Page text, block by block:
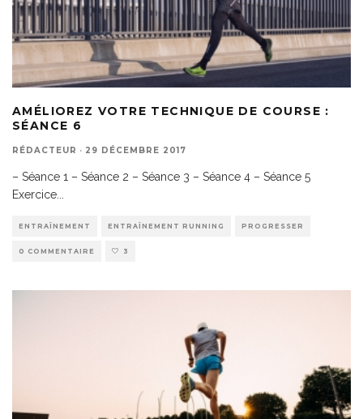
AMÉLIOREZ VOTRE TECHNIQUE DE COURSE :
SÉANCE 6
RÉDACTEUR · 29 DÉCEMBRE 2017
– Séance 1 – Séance 2 – Séance 3 – Séance 4 – Séance 5
Exercice
ENTRAÎNEMENT ENTRAÎNEMENT RUNNING PROGRESSER
0 COMMENTAIRE 3